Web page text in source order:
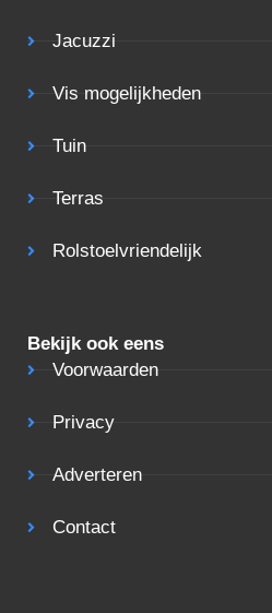
Jacuzzi
Vis mogelijkheden
Tuin
Terras
Rolstoelvriendelijk
Bekijk ook eens
Voorwaarden
Privacy
Adverteren
Contact